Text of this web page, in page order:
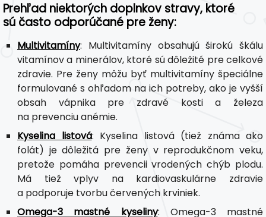
Prehľad niektorých doplnkov stravy, ktoré
sú často odporúčané pre ženy:
Multivitamíny: Multivitamíny obsahujú širokú škálu
vitamínov a minerálov, ktoré sú dôležité pre celkové
zdravie. Pre ženy môžu byť multivitamíny špeciálne
formulované s ohľadom na ich potreby, ako je vyšší
obsah vápnika pre zdravé kosti a železa
na prevenciu anémie.
Kyselina listová: Kyselina listová (tiež známa ako
folát) je dôležitá pre ženy v reprodukčnom veku,
pretože pomáha prevencii vrodených chýb plodu.
Má tiež vplyv na kardiovaskulárne zdravie
a podporuje tvorbu červených krviniek.
Omega-3 mastné kyseliny: Omega-3 mastné